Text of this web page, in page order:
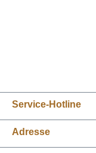
Service-Hotline
Adresse